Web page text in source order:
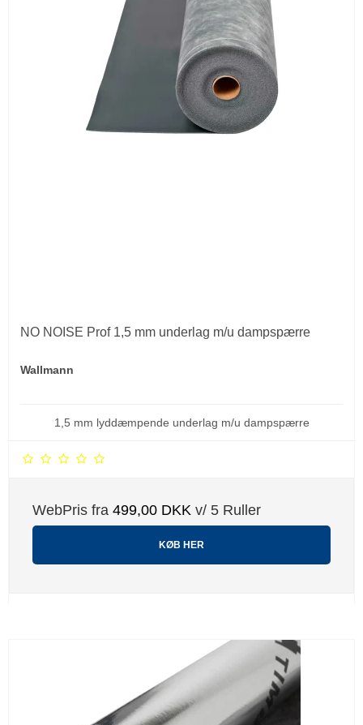
NO NOISE Prof 1,5 mm underlag m/u dampspærre
Wallmann
1,5 mm lyddæmpende underlag m/u dampspærre
WebPris fra 499,00 DKK v/ 5 Ruller
KØB HER